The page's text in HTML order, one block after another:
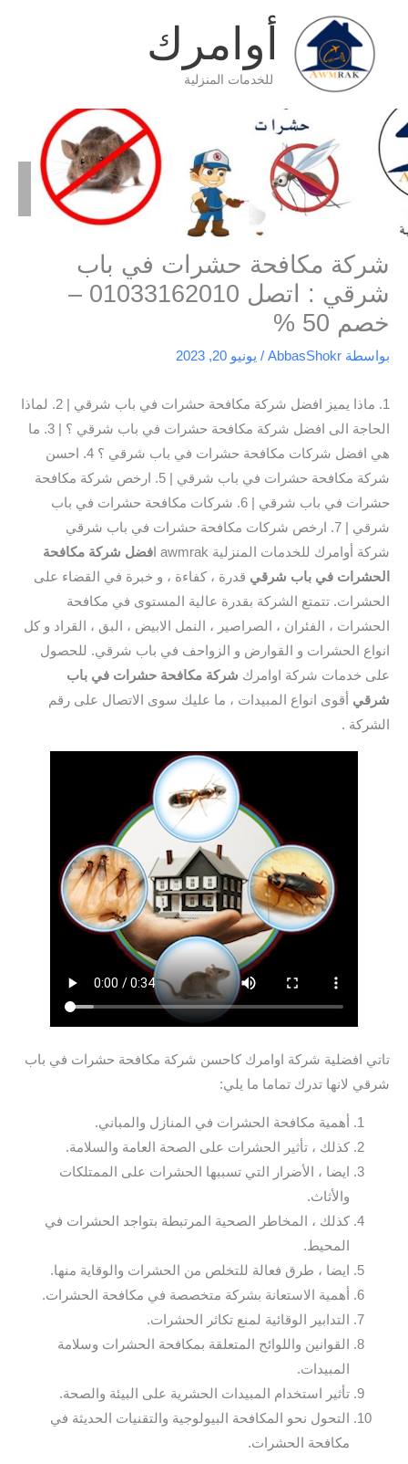
المحتوى
أوامرك
للخدمات المنزلية
الرئيسية
شركة مكافحة
شركة مكافحة حشرات في باب شرقي : اتصل 01033162010 –
شركة مكافحة حشرات في باب
شرقي : اتصل 01033162010 –
خصم 50 %
بواسطة AbbasShokr
/ يونيو 20, 2023
1. ماذا يميز افضل شركة مكافحة حشرات في باب شرقي | 2. لماذا
الحاجة الى افضل شركة مكافحة حشرات في باب شرقي ؟ | 3. ما
هي افضل شركات مكافحة حشرات في باب شرقي ؟ 4. احسن
شركة مكافحة حشرات في باب شرقي | 5. ارخص شركة مكافحة
حشرات في باب شرقي | 6. شركات مكافحة حشرات في باب
شرقي | 7. ارخص شركات مكافحة حشرات في باب شرقي
شركة أوامرك للخدمات المنزلية awmrak ا
فضل شركة مكافحة
الحشرات في باب شرقي قدرة ، كفاءة ، و خبرة في القضاء على
الحشرات. تتمتع الشركة بقدرة عالية المستوى في مكافحة
الحشرات ، الفئران ، الصراصير ، النمل الابيض ، البق ، القراد و كل
انواع الحشرات و القوارض و الزواحف في باب شرقي. للحصول
على خدمات شركة اوامرك شركة مكافحة حشرات في باب
شرقي أقوى انواع المبيدات ، ما عليك سوى الاتصال على رقم
الشركة .
تاتي افضلية شركة اوامرك كاحسن شركة مكافحة حشرات في باب
شرقي لانها تدرك تماما ما يلي:
أهمية مكافحة الحشرات في المنازل والمباني.
كذلك ، تأثير الحشرات على الصحة العامة والسلامة.
ايضا ، الأضرار التي تسببها الحشرات على الممتلكات
والأثاث.
كذلك ، المخاطر الصحية المرتبطة بتواجد الحشرات في
المحيط.
ايضا ، طرق فعالة للتخلص من الحشرات والوقاية منها.
أهمية الاستعانة بشركة متخصصة في مكافحة الحشرات.
التدابير الوقائية لمنع تكاثر الحشرات.
القوانين واللوائح المتعلقة بمكافحة الحشرات وسلامة
المبيدات.
تأثير استخدام المبيدات الحشرية على البيئة والصحة.
التحول نحو المكافحة البيولوجية والتقنيات الحديثة في
مكافحة الحشرات.